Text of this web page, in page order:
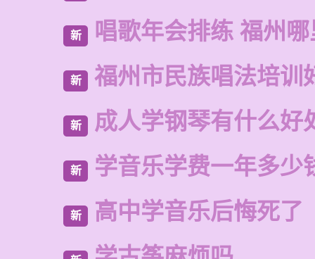
新 唱歌年会排练 福州
新 福州市民族唱法培训
新 成人学钢琴有什么好
新 学音乐学费一年多少
新 高中学音乐后悔死了